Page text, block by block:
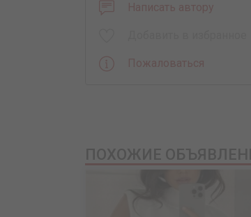
Написать автору
Пожаловаться